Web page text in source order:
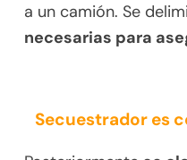
a un camión. Se
necesarias para
Secuestrador es